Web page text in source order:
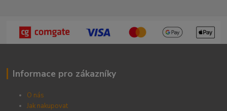
Informace pro zákazníky
O nás
Jak nakupovat